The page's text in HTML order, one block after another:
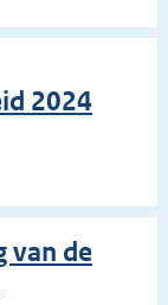
2024
van de